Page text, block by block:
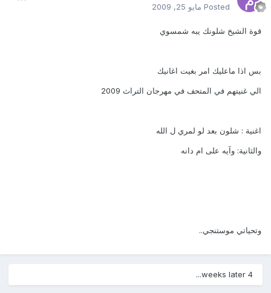
Posted مايو 25, 2009
قوة الشيخ شلونك يبه شمسوي
بس اذا ماعليك امر بغيت اغانيك
الي غنيتهم في المتحف في مهرجان التراث 2009
اغنية : شلون بعد لو لمري ل الله
والثانية: وآيه على ام دانه
وتحياتي موستنجي..
4 weeks later...